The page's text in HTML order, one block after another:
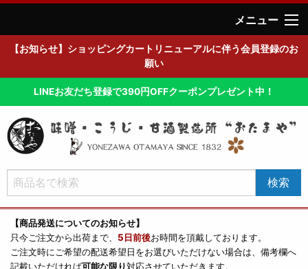
メニュー
【お知らせ】ショッピングカートリニューアルに伴う会員登録のお
願い
LINEお友だち登録で390円OFFクーポンプレゼント中！
【商品発送についてのお知らせ】
只今ご注文から出荷まで、 5日前後お時間を頂戴しております。
ご注文時にご希望の配送希望日をお選びいただけない場合は、備考欄へ
記載いただければ可能な限り対応させていただきます。